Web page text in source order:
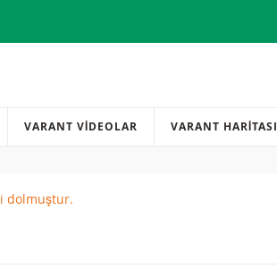
VARANT VİDEOLAR VARANT HARİTASI
dolmuştur.